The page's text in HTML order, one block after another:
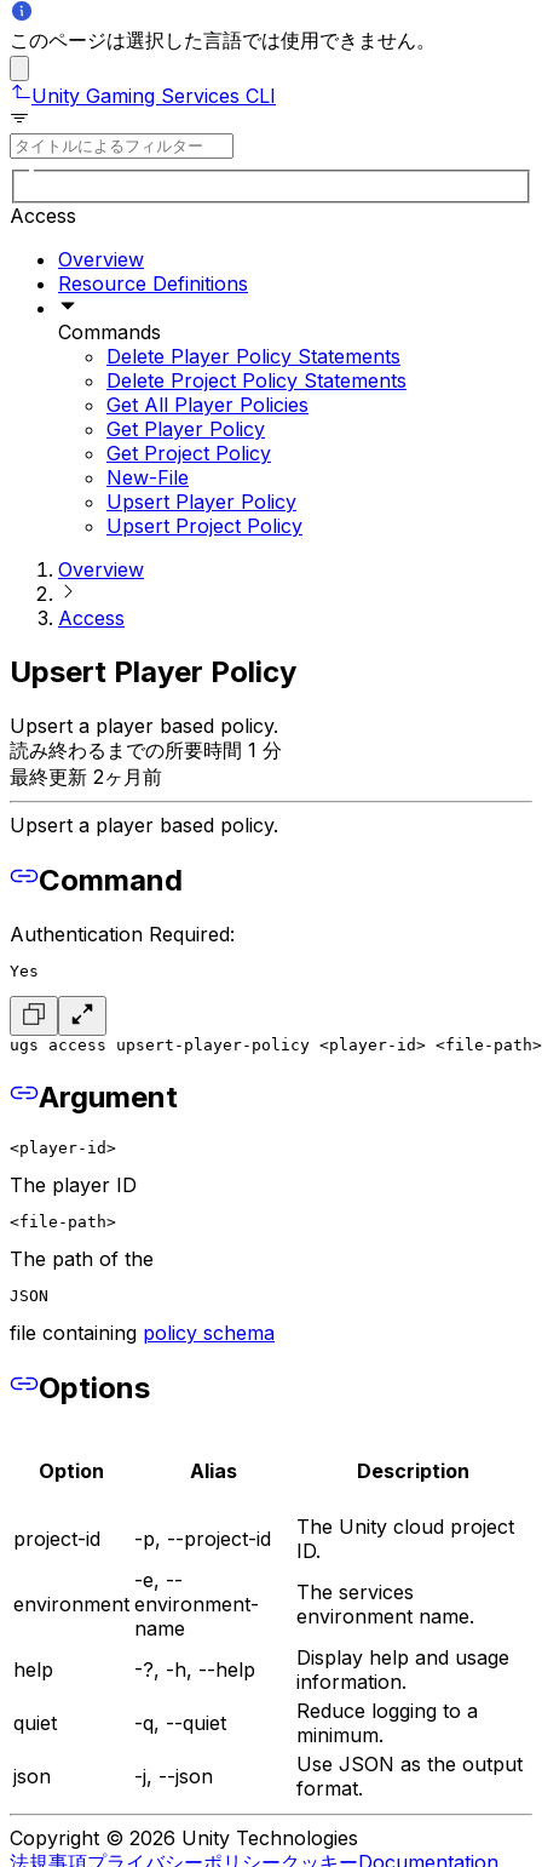
このページは選択した言語では使用できません。
Unity Gaming Services CLI
Access
Overview
Resource Definitions
Commands
Delete Player Policy Statements
Delete Project Policy Statements
Get All Player Policies
Get Player Policy
Get Project Policy
New-File
Upsert Player Policy
Upsert Project Policy
Overview
Access
Upsert Player Policy
Upsert a player based policy.
読み終わるまでの所要時間 1 分
最終更新 2ヶ月前
Upsert a player based policy.
Command
Authentication Required:
Yes
ugs access upsert-player-policy <player-id> <file-
Argument
<player-id>
The player ID
<file-path>
The path of the
JSON
file containing policy schema
Options
Option Alias Description
project-id -p, --project-id
The Unity cloud project
ID.
environment
-e, --
environment-
name
The services
environment name.
help -?, -h, --help
Display help and usage
information.
quiet
-q, --quiet
Reduce logging to a
minimum.
json
-j, --json
Use JSON as the output
format.
Copyright © 2026 Unity Technologies
法規事項プライバシーポリシークッキーDocumentation